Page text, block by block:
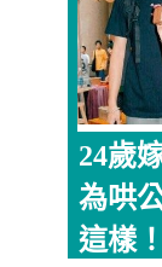
24歲
為哄
這樣！